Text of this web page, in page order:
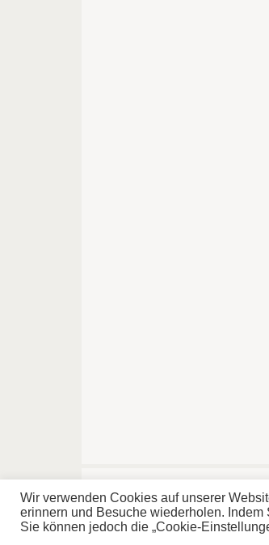
Home
Disclaimer
Impressum & Datenschutz
Wir verwenden Cookies auf unserer
erinnern und Besuche wiederholen. Indem
Sie können jedoch die „Cookie-